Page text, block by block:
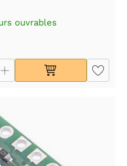
ouvrables